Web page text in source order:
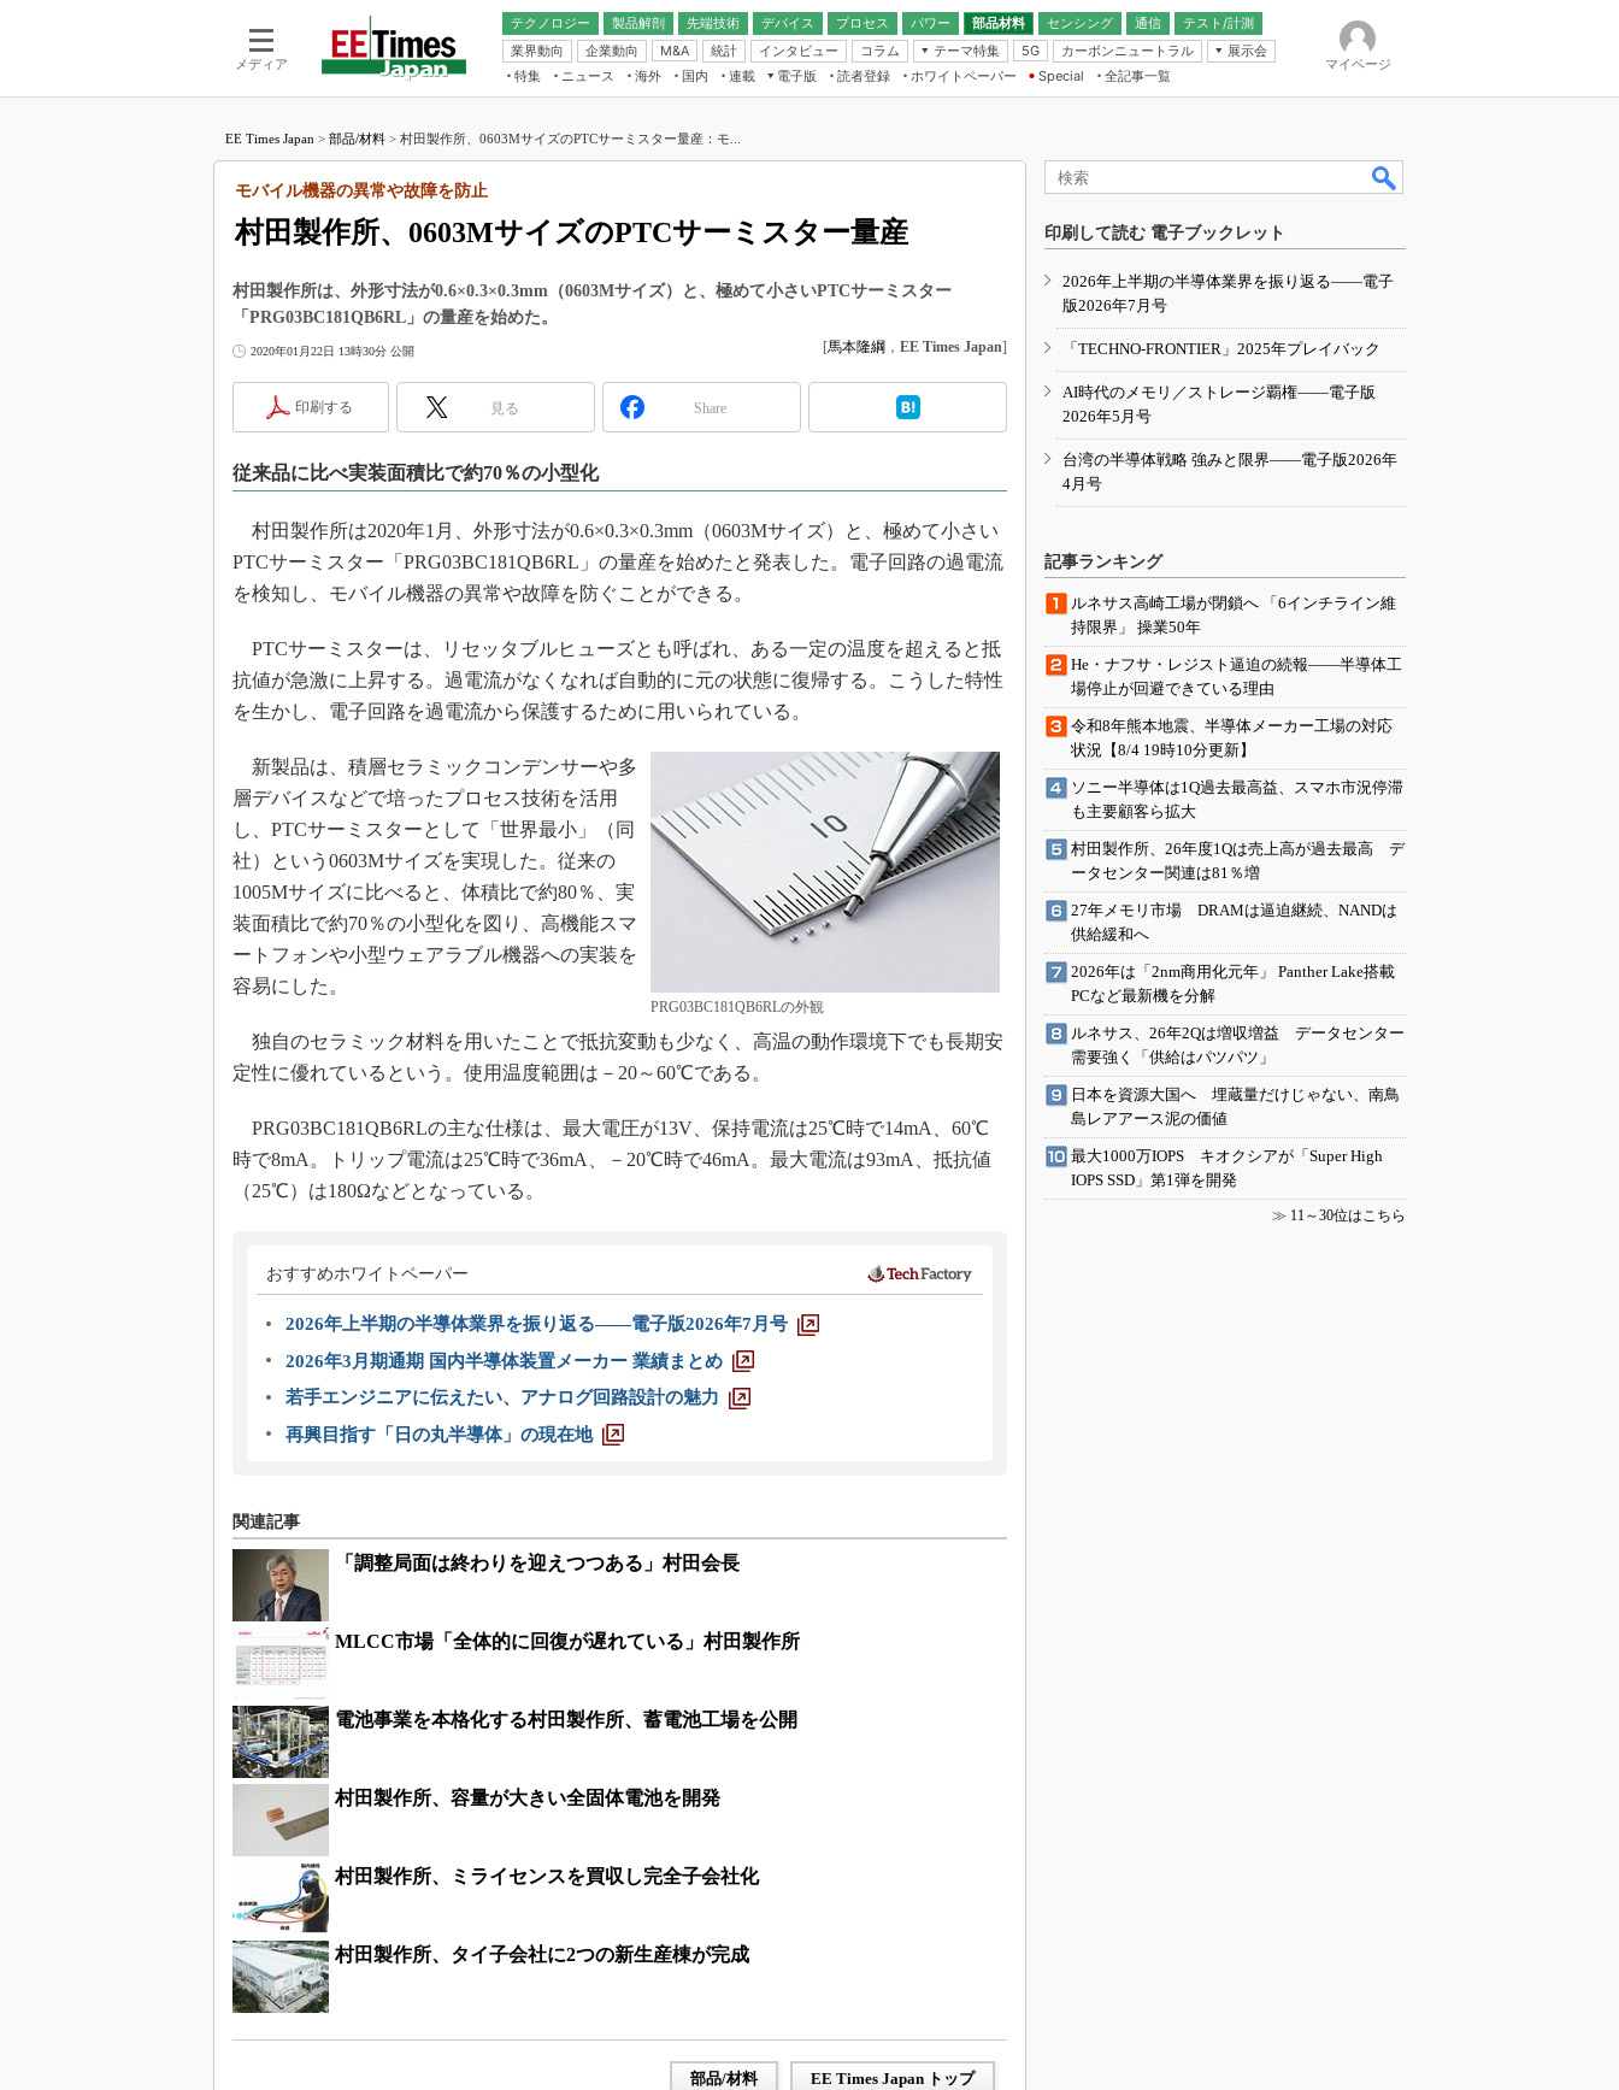
メディア
テクノロジー 製品解剖
先端技術
電池／エネルギー
デバイス
アナログ
マイコン
プロセス パワー 部品材料 センシング
通信
無線
テスト/計測
業界動向
企業動向 M&A 統計 インタビュー コラム
テーマ特集
フィジカルAI
読者調査（EE Times Research）
電源設計（EDN Japan）
エレクトロニクス入門（EDN
5G カーボンニュートラル
展示会
IoT・エッジコンピューティング
EXPO
TECHNO-FRONTIER
人とくるま展
特集 ニュース 海外 国内
連載
福田昭のデバイス通信
大山聡の業界スコープ
リタイア直前エンジニアの社会人大
学漂流記
踊るバズワード ～Behind the
Buzzword
で起こること
“異端児エンジニア”が仕掛けた社内
改革、執念の180日
イノベーションは日本を救うのか
JASA発IoT通信
IHSアナリスト「未来展望」
「英語に愛されないエンジニア」の
ための新行動論
電子版
電子ブックレット
読者登録 ホワイトペーパー
Special
全記事一覧
マイページ
EE Times Japan > 部品/材料 > 村田製作所、0603MサイズのPTCサーミスター量産：モ...
村田製作所、0603MサイズのPTCサーミスター量産
モバイル機器の異常や故障を防止
村田製作所は、外形寸法が0.6×0.3×0.3mm（0603Mサイズ）と、極めて小さいPTCサーミスター
「PRG03BC181QB6RL」の量産を始めた。
2020年01月22日 13時30分 公開 [馬本隆綱 ， EE Times Japan]
印刷する 見る Share
従来品に比べ実装面積比で約70％の小型化
村田製作所は2020年1月、外形寸法が0.6×0.3×0.3mm（0603Mサイズ）と、極めて小さい
PTCサーミスター「PRG03BC181QB6RL」の量産を始めたと発表した。電子回路の過電流
を検知し、モバイル機器の異常や故障を防ぐことができる。
PTCサーミスターは、リセッタブルヒューズとも呼ばれ、ある一定の温度を超えると抵
抗値が急激に上昇する。過電流がなくなれば自動的に元の状態に復帰する。こうした特性
を生かし、電子回路を過電流から保護するために用いられている。
PRG03BC181QB6RLの外観
新製品は、積層セラミックコンデンサーや多
層デバイスなどで培ったプロセス技術を活用
し、PTCサーミスターとして「世界最小」（同
社）という0603Mサイズを実現した。従来の
1005Mサイズに比べると、体積比で約80％、実
装面積比で約70％の小型化を図り、高機能スマ
ートフォンや小型ウェアラブル機器への実装を
容易にした。
独自のセラミック材料を用いたことで抵抗変動も少なく、高温の動作環境下でも長期安
定性に優れているという。使用温度範囲は－20～60℃である。
PRG03BC181QB6RLの主な仕様は、最大電圧が13V、保持電流は25℃時で14mA、60℃
時で8mA。トリップ電流は25℃時で36mA、－20℃時で46mA。最大電流は93mA、抵抗値
（25℃）は180Ωなどとなっている。
おすすめホワイトペーパー
2026年上半期の半導体業界を振り返る――電子版2026年7月号
2026年3月期通期 国内半導体装置メーカー 業績まとめ
若手エンジニアに伝えたい、アナログ回路設計の魅力
再興目指す「日の丸半導体」の現在地
関連記事
「調整局面は終わりを迎えつつある」村田会長
MLCC市場「全体的に回復が遅れている」村田製作所
電池事業を本格化する村田製作所、蓄電池工場を公開
村田製作所、容量が大きい全固体電池を開発
村田製作所、ミライセンスを買収し完全子会社化
村田製作所、タイ子会社に2つの新生産棟が完成
部品/材料 EE Times Japan トップ
印刷して読む 電子ブックレット
2026年上半期の半導体業界を振り返る――電子
版2026年7月号
「TECHNO-FRONTIER」2025年プレイバック
AI時代のメモリ／ストレージ覇権――電子版
2026年5月号
台湾の半導体戦略 強みと限界――電子版2026年
4月号
記事ランキング
ルネサス高崎工場が閉鎖へ 「6インチライン維
持限界」 操業50年
He・ナフサ・レジスト逼迫の続報――半導体工
場停止が回避できている理由
令和8年熊本地震、半導体メーカー工場の対応
状況【8/4 19時10分更新】
ソニー半導体は1Q過去最高益、スマホ市況停滞
も主要顧客ら拡大
村田製作所、26年度1Qは売上高が過去最高 デ
ータセンター関連は81％増
27年メモリ市場 DRAMは逼迫継続、NANDは
供給緩和へ
2026年は「2nm商用化元年」 Panther Lake搭載
PCなど最新機を分解
ルネサス、26年2Qは増収増益 データセンター
需要強く「供給はパツパツ」
日本を資源大国へ 埋蔵量だけじゃない、南鳥
島レアアース泥の価値
最大1000万IOPS キオクシアが「Super High
IOPS SSD」第1弾を開発
≫ 11～30位はこちら